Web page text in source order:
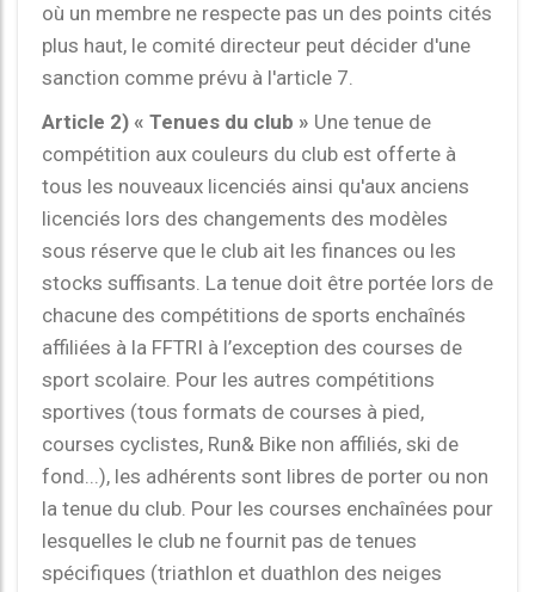
où un membre ne respecte pas un des points cités
plus haut, le comité directeur peut décider d'une
sanction comme prévu à l'article 7.
Article 2) « Tenues du club » Une tenue de
compétition aux couleurs du club est offerte à
tous les nouveaux licenciés ainsi qu'aux anciens
licenciés lors des changements des modèles
sous réserve que le club ait les finances ou les
stocks suffisants. La tenue doit être portée lors de
chacune des compétitions de sports enchaînés
affiliées à la FFTRI à l’exception des courses de
sport scolaire. Pour les autres compétitions
sportives (tous formats de courses à pied,
courses cyclistes, Run& Bike non affiliés, ski de
fond...), les adhérents sont libres de porter ou non
la tenue du club. Pour les courses enchaînées pour
lesquelles le club ne fournit pas de tenues
spécifiques (triathlon et duathlon des neiges